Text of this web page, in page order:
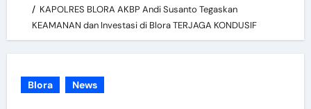
KAPOLRES BLORA AKBP Andi Susanto Tegaskan
KEAMANAN dan Investasi di Blora TERJAGA KONDUSIF
Blora News